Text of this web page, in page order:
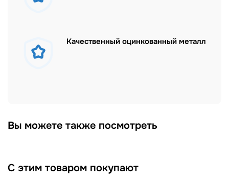
Качественный оцинкованный металл
Вы можете также посмотреть
С этим товаром покупают